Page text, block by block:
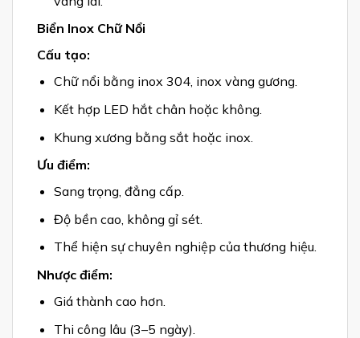
Biển Inox Chữ Nổi
Cấu tạo:
Chữ nổi bằng inox 304, inox vàng gương.
Kết hợp LED hắt chân hoặc không.
Khung xương bằng sắt hoặc inox.
Ưu điểm:
Sang trọng, đẳng cấp.
Độ bền cao, không gỉ sét.
Thể hiện sự chuyên nghiệp của thương hiệu.
Nhược điểm:
Giá thành cao hơn.
Thi công lâu (3–5 ngày).